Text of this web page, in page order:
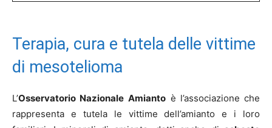
Terapia, cura e tutela delle vittime
di mesotelioma
L’Osservatorio Nazionale Amianto è l’associazione che
rappresenta e tutela le vittime dell’amianto e i loro